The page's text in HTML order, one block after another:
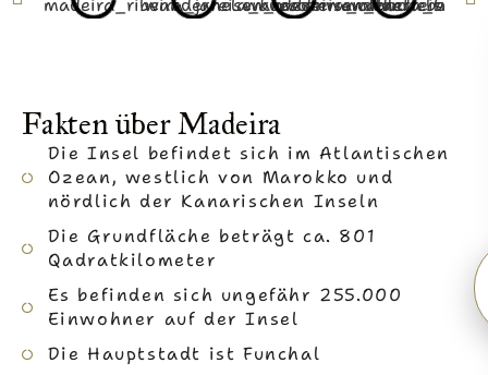
Fakten über Madeira
Die Insel befindet sich im Atlantischen
Ozean, westlich von Marokko und
nördlich der Kanarischen Inseln
Die Grundfläche beträgt ca. 801
Qadratkilometer
Es befinden sich ungefähr 255.000
Einwohner auf der Insel
Die Hauptstadt ist Funchal